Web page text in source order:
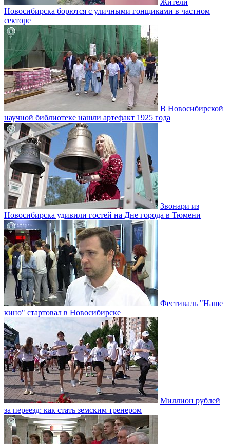
Новосибирска борются с уличными гонщиками в частном
секторе
В Новосибирской
научной библиотеке нашли артефакт 1925 года
Звонари из
Новосибирска удивили гостей на Дне города в Тюмени
Фестиваль "Наше
кино" стартовал в Новосибирске
Миллион рублей
за переезд: как стать земским тренером